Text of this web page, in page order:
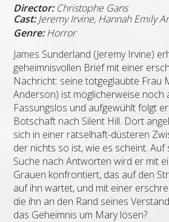
Director: Christophe Gans
Cast: Jeremy Irvine, Hannah Emily
Genre:Horror
James Sunderland (Jeremy Irvine)
geheimnisvollen Brief mit einer
Nachricht: seine totgeglaubte Frau
Anderson) ist möglicherweise noch
Fassungslos und aufgewühlt folgt
Botschaft nach Silent Hill. Dort
sich in einer rätselhaft-düsteren
der nichts so ist, wie es scheint.
Suche nach Antworten wird er mit
Grauen konfrontiert, das auf den
auf ihn wartet, und mit einer
die ihn an den Rand seines
das Geheimnis um Mary lösen?